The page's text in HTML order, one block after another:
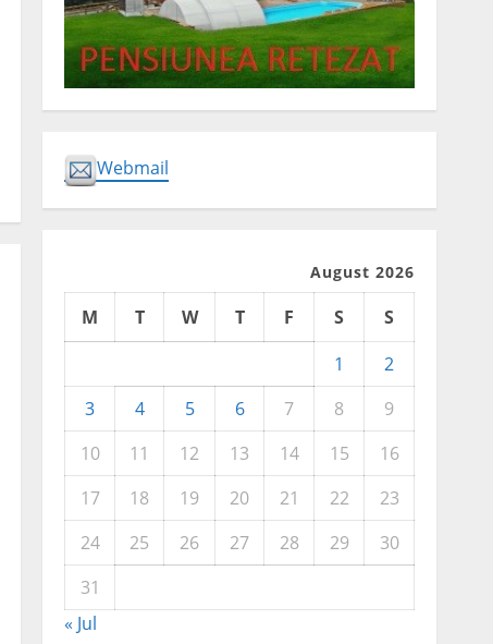
Webmail
August 2026
M T W T F S
S
1
2
3
4 5 6 7 8
9
10
11 12 13 14 15
16
17
18 19 20 21 22
23
24
25 26 27 28 29
30
31
« Jul